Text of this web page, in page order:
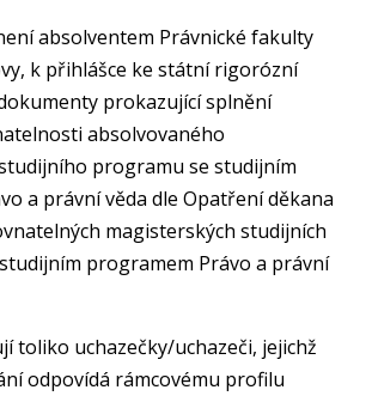
absolventem Právnické fakulty
k přihlášce ke státní rigorózní
prokazující splnění
absolvovaného
programu se studijním
a právní věda dle Opatření děkana
magisterských studijních
programem Právo a právní
toliko uchazečky/uchazeči, jejichž
odpovídá rámcovému profilu